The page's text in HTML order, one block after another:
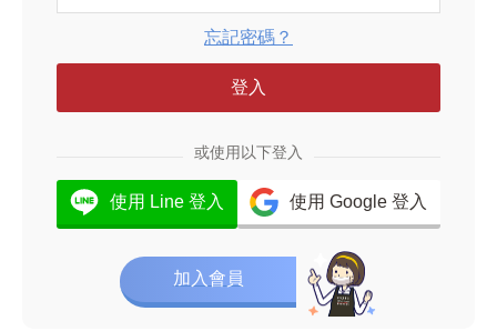
忘記密碼？
登入
或使用以下登入
使用 Line 登入 使用 Google 登入
加入會員